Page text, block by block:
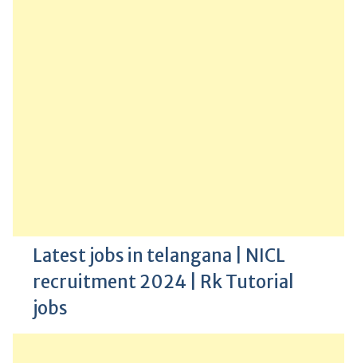
Latest jobs in telangana | NICL
recruitment 2024 | Rk Tutorial
jobs